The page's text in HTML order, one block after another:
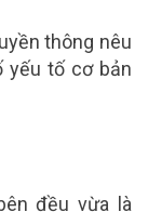
thông nêu
yếu tố cơ bản
đều vừa là